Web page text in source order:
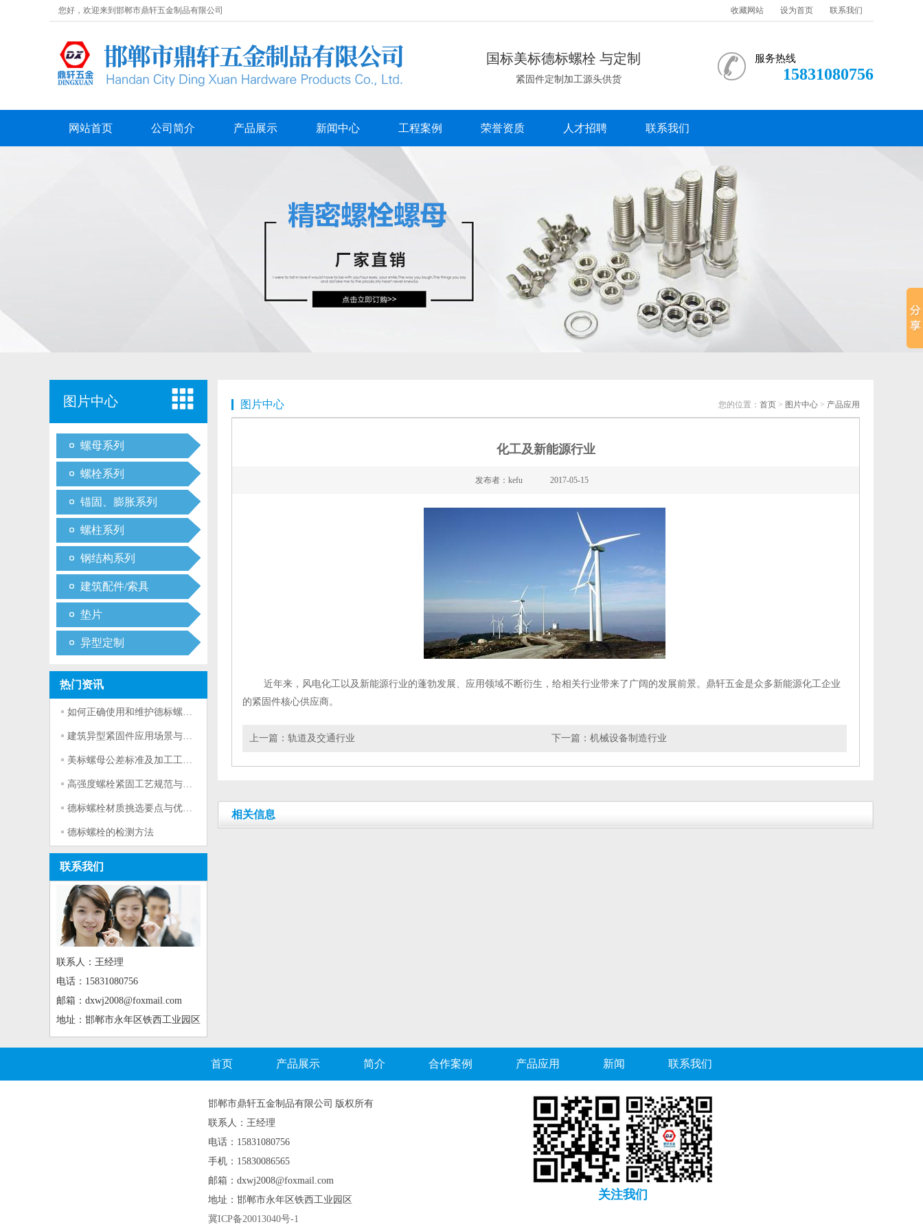
您好，欢迎来到邯郸市鼎轩五金制品有限公司 收藏网站 设为首页 联系我们
国标美标德标螺栓 与定制
紧固件定制加工源头供货
服务热线
15831080756
网站首页 公司简介 产品展示 新闻中心 工程案例 荣誉资质 人才招聘 联系我们
图片中心
螺母系列
螺栓系列
锚固、膨胀系列
螺柱系列
钢结构系列
建筑配件/索具
垫片
异型定制
热门资讯
如何正确使用和维护德标螺栓？
建筑异型紧固件应用场景与选型要点
美标螺母公差标准及加工工艺详解
高强度螺栓紧固工艺规范与实操技巧
德标螺栓材质挑选要点与优劣对比
德标螺栓的检测方法
联系我们
联系人：王经理
电话：15831080756
邮箱：dxwj2008@foxmail.com
地址：邯郸市永年区铁西工业园区
图片中心 您的位置： 首页 > 图片中心 > 产品应用
化工及新能源行业
发布者：kefu 2017-05-15
近年来，风电化工以及新能源行业的蓬勃发展、应用领域不断衍生，给相关行业带来了广阔的发展前景。鼎轩五金是众多新能源化工企业
的紧固件核心供应商。
上一篇： 轨道及交通行业 下一篇： 机械设备制造行业
相关信息
首页 产品展示 简介 合作案例 产品应用 新闻 联系我们
邯郸市鼎轩五金制品有限公司 版权所有
联系人：王经理
电话：15831080756
手机：15830086565
邮箱：dxwj2008@foxmail.com
地址：邯郸市永年区铁西工业园区
冀ICP备20013040号-1
关注我们